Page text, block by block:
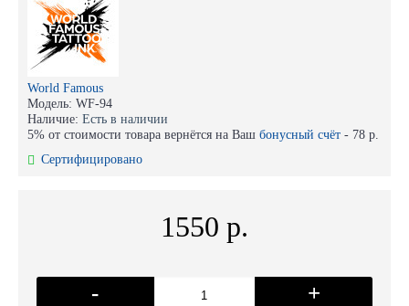
World Famous
Модель: WF-94
Наличие: Есть в наличии
5% от стоимости товара вернётся на Ваш бонусный счёт - 78 р.
Сертифицировано
1550 р.
- +